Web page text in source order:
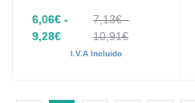
6,06€ -
9,28€
7,13€ -
10,91€
I.V.A Incluido